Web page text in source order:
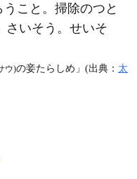
こと。掃除のつと
さいそう。せいそ
ウ)の妾たらしめ」(出典： 太